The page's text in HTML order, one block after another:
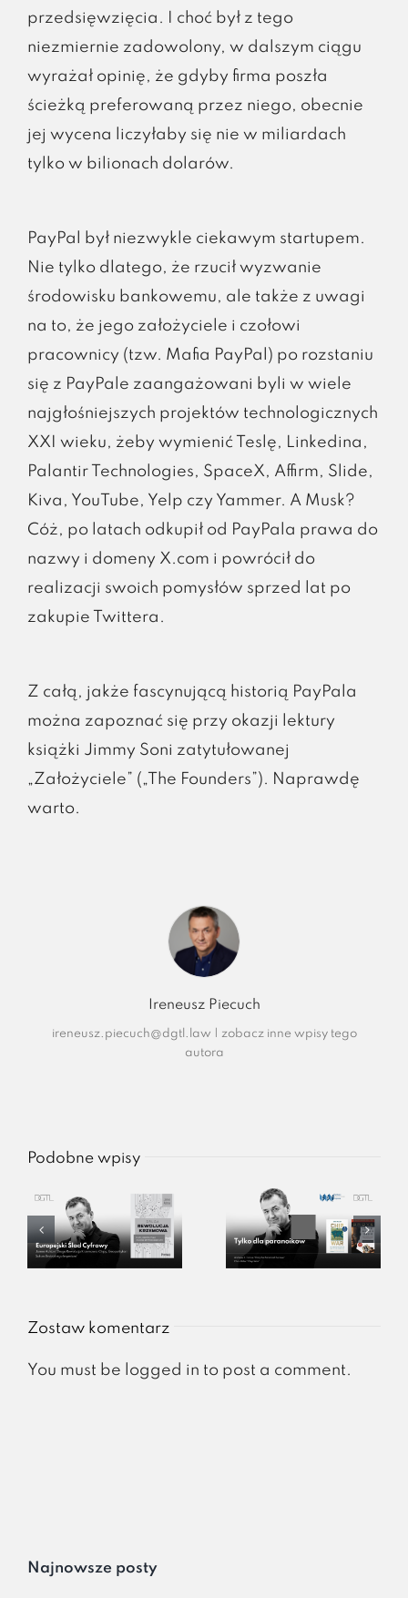
przedsięwzięcia. I choć był z tego
niezmiernie zadowolony, w dalszym ciągu
wyrażał opinię, że gdyby firma poszła
ścieżką preferowaną przez niego, obecnie
jej wycena liczyłaby się nie w miliardach
tylko w bilionach dolarów.
PayPal był niezwykle ciekawym startupem.
Nie tylko dlatego, że rzucił wyzwanie
środowisku bankowemu, ale także z uwagi
na to, że jego założyciele i czołowi
pracownicy (tzw. Mafia PayPal) po rozstaniu
się z PayPale zaangażowani byli w wiele
najgłośniejszych projektów technologicznych
XXI wieku, żeby wymienić Teslę, Linkedina,
Palantir Technologies, SpaceX, Affirm, Slide,
Kiva, YouTube, Yelp czy Yammer. A Musk?
Cóż, po latach odkupił od PayPala prawa do
nazwy i domeny X.com i powrócił do
realizacji swoich pomysłów sprzed lat po
zakupie Twittera.
Z całą, jakże fascynującą historią PayPala
można zapoznać się przy okazji lektury
książki Jimmy Soni zatytułowanej
„Założyciele” („The Founders”). Naprawdę
warto.
Ireneusz Piecuch
ireneusz.piecuch@dgtl.law
zobacz inne wpisy tego
autora
Podobne wpisy
Zostaw komentarz
You must be logged in to post a comment.
Najnowsze posty